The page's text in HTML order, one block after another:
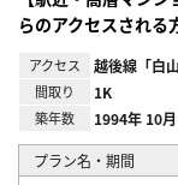
らのアクセスされる
アクセス 越後線「白山
間取り 1K
築年数 1994年 10
プラン名・期間